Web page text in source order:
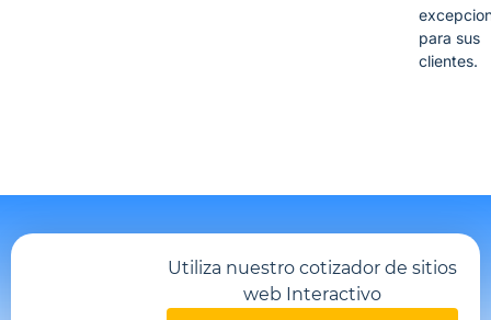
para sus
clientes.
Utiliza nuestro cotizador de sitios
web Interactivo